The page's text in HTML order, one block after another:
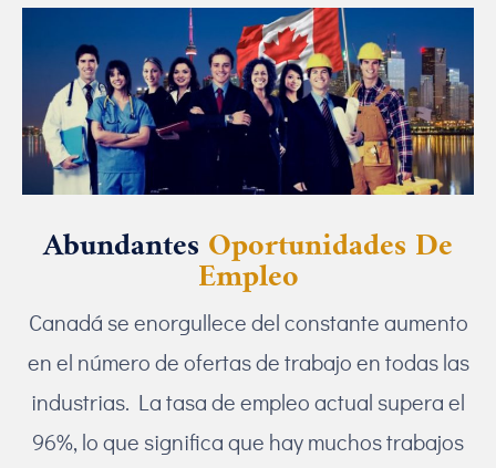
Abundantes Oportunidades De
Empleo
Canadá se enorgullece del constante aumento
en el número de ofertas de trabajo en todas las
industrias. La tasa de empleo actual supera el
96%, lo que significa que hay muchos trabajos